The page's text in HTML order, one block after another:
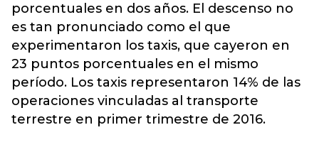
porcentuales en dos años. El descenso no
es tan pronunciado como el que
experimentaron los taxis, que cayeron en
23 puntos porcentuales en el mismo
período. Los taxis representaron 14% de las
operaciones vinculadas al transporte
terrestre en primer trimestre de 2016.